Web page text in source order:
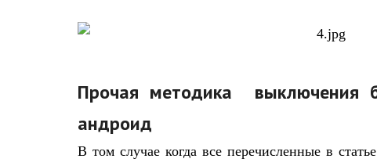
Прочая методика выключения
андроид
В том случае когда все перечисленные в